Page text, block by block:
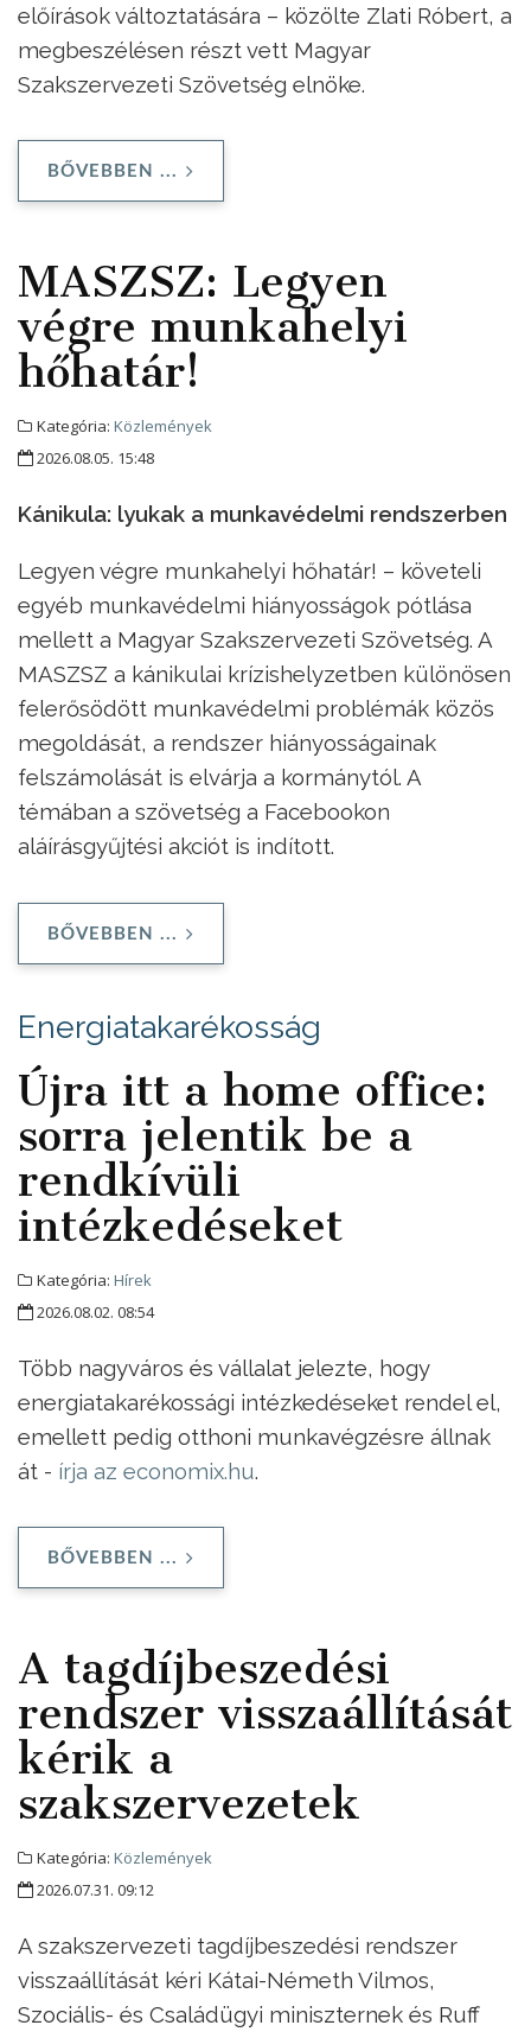
előírások változtatására – közölte Zlati Róbert, a
megbeszélésen részt vett Magyar
Szakszervezeti Szövetség elnöke.
BŐVEBBEN ...
MASZSZ: Legyen
végre munkahelyi
hőhatár!
Kategória: Közlemények
2026.08.05. 15:48
Kánikula: lyukak a munkavédelmi rendszerben
Legyen végre munkahelyi hőhatár! – követeli
egyéb munkavédelmi hiányosságok pótlása
mellett a Magyar Szakszervezeti Szövetség. A
MASZSZ a kánikulai krízishelyzetben különösen
felerősödött munkavédelmi problémák közös
megoldását, a rendszer hiányosságainak
felszámolását is elvárja a kormánytól. A
témában a szövetség a Facebookon
aláírásgyűjtési akciót is indított.
BŐVEBBEN ...
Energiatakarékosság
Újra itt a home office:
sorra jelentik be a
rendkívüli
intézkedéseket
Kategória: Hírek
2026.08.02. 08:54
Több nagyváros és vállalat jelezte, hogy
energiatakarékossági intézkedéseket rendel el,
emellett pedig otthoni munkavégzésre állnak
át - írja az economix.hu.
BŐVEBBEN ...
A tagdíjbeszedési
rendszer visszaállítását
kérik a
szakszervezetek
Kategória: Közlemények
2026.07.31. 09:12
A szakszervezeti tagdíjbeszedési rendszer
visszaállítását kéri Kátai-Németh Vilmos,
Szociális- és Családügyi miniszternek és Ruff